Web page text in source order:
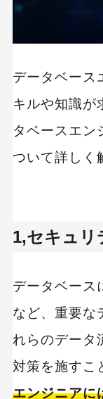
データベース
キルや知識が
タベースエン
ついて詳しく
1,セキュリ
データベース
など、重要な
れらのデータ
対策を施すこ
エンジニアに